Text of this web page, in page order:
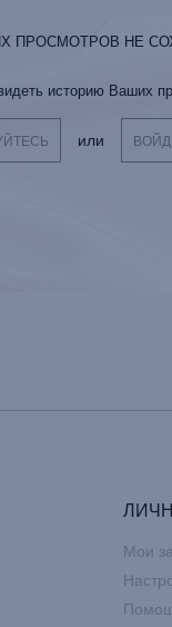
ПРОСМОТРОВ НЕ
историю Ваших
или
Мои